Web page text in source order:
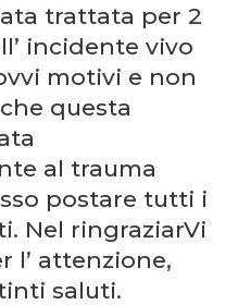
trattata per 2
incidente vivo
motivi e non
questa
al trauma
postare tutti i
Nel ringraziarVi
l’ attenzione,
saluti.